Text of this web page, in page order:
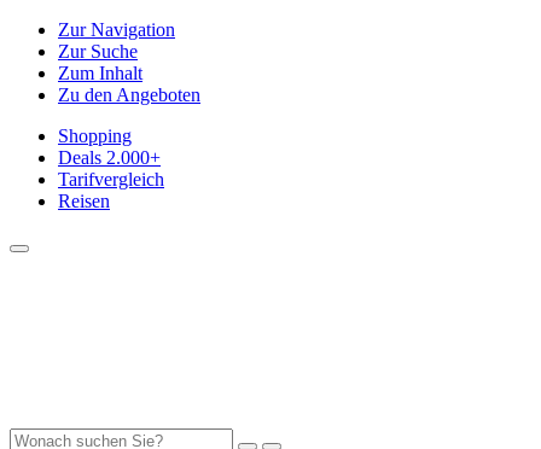
Zur Navigation
Zur Suche
Zum Inhalt
Zu den Angeboten
Shopping
Deals 2.000+
Tarifvergleich
Reisen